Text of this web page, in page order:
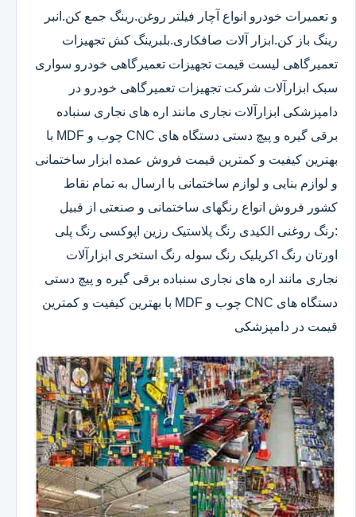
و تعمیرات خودرو انواع آچار فیلتر روغن.رینگ جمع کن.انبر
رینگ باز کن.ابزار آلات صافکاری.بلبرینگ کش تجهیزات
تعمیرگاهی لیست قیمت تجهیزات تعمیرگاهی خودرو سواری
سبک ابزارآلات شرکت تجهیزات تعمیرگاهی خودرو در
دامپزشکی ابزارآلات نجاری مانند اره های نجاری سنباده
برقی گیره و پیچ دستی دستگاه های CNC چوب و MDF با
بهترین کیفیت و کمترین قیمت فروش عمده ابزار ساختمانی
و لوازم بنایی و لوازم ساختمانی با ارسال به تمام نقاط
کشور فروش انواع رنگهای ساختمانی و صنعتی از قبیل
:رنگ روغنی الکیدی رنگ پلاستیک رزین اپوکسی رنگ پلی
اورتان رنگ اکریلیک رنگ سوله رنگ استخری ابزارآلات
نجاری مانند اره های نجاری سنباده برقی گیره و پیچ دستی
دستگاه های CNC چوب و MDF با بهترین کیفیت و کمترین
قیمت در دامپزشکی